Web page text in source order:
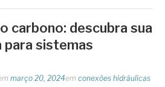
carbono: descubra sua
para sistemas
março 20, 2024em conexões hidráulicas